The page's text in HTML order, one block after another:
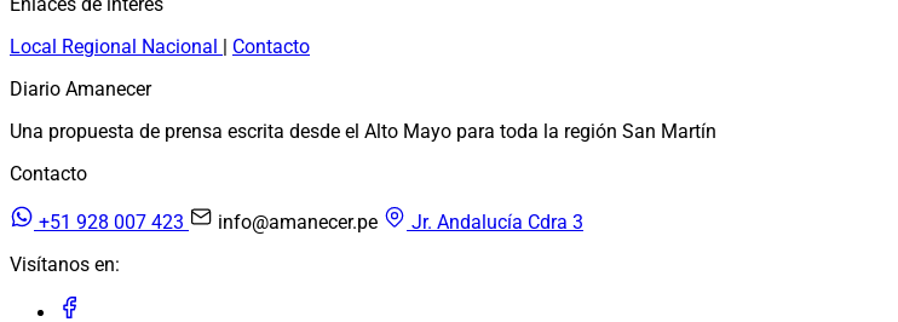
Local Regional Nacional | Contacto
Diario Amanecer
Una propuesta de prensa escrita desde el Alto Mayo para toda la región San Martín
Contacto
+51 928 007 423 info@amanecer.pe
Jr. Andalucía Cdra 3
Visítanos en: